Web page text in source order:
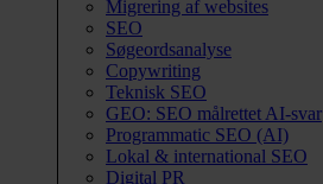
Migrering af websites
SEO
Søgeordsanalyse
Copywriting
Teknisk SEO
GEO: SEO målrettet AI-svar
Programmatic SEO (AI)
Lokal & international SEO
Digital PR